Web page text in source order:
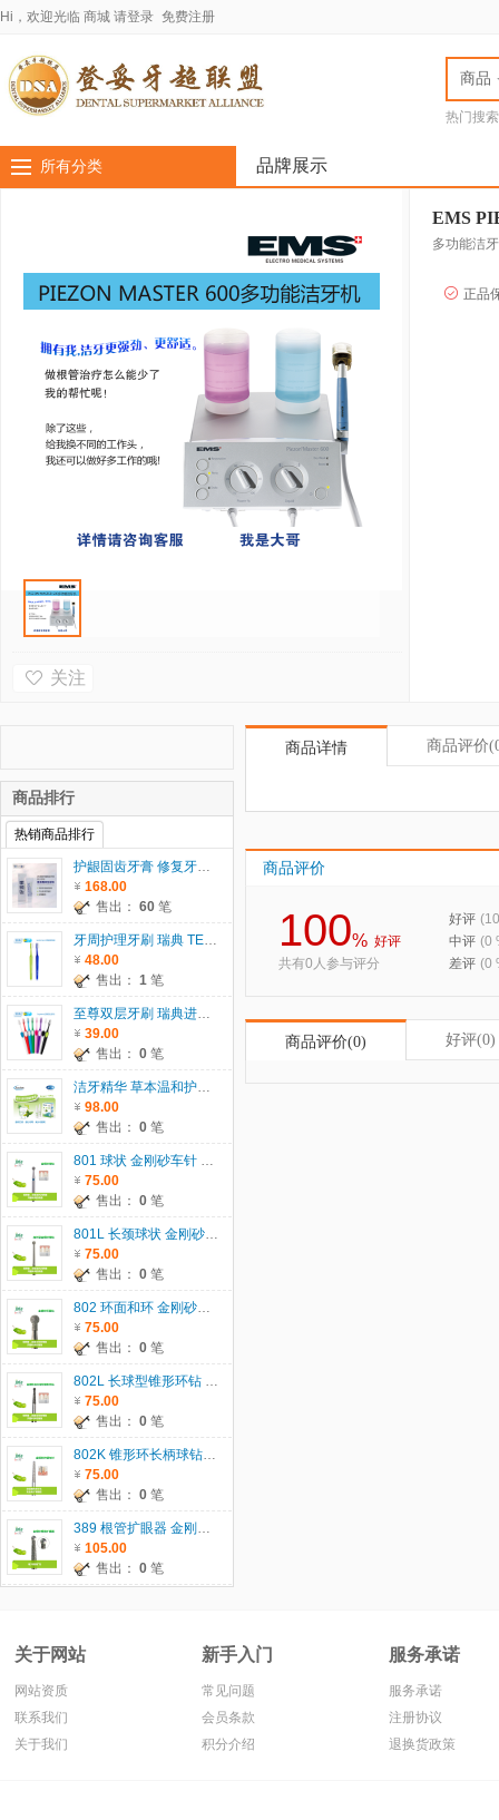
Hi，欢迎光临 商城 请登录 免费注册
商品
热门搜
所有分类 品牌展示
EMS
多功能洁
正品
关注
商品详情 商品评价
商品评价
100% 好评
共有0人参与评分
好评
中评 (0
差评 (0
商品评价(0) 好评(0)
商品排行
热销商品排行
护龈固齿牙膏 修复牙龈 60g
168.00
售出： 60 笔
牙周护理牙刷 瑞典 TEPE
48.00
售出： 1 笔
至尊双层牙刷 瑞典进口 TEPE
39.00
售出： 0 笔
洁牙精华 草本温和护龈 代替牙膏、漱口水，一瓶二用
98.00
售出： 0 笔
801 球状 金刚砂车针 801 瑞士JOTA 原装进口 5支/板 直径： 007-029 5支/板 直径：033-042 2支/板 单位：板
75.00
售出： 0 笔
801L 长颈球状 金刚砂车针 瑞士JOTA 原装进口 5支/板 单位：板
75.00
售出： 0 笔
802 环面和环 金刚砂车针 瑞士JOTA原装进口 5支/板 单位：板
75.00
售出： 0 笔
802L 长球型锥形环钻 金刚砂车针 瑞士JOTA原装进口 5支/板 单位：板
75.00
售出： 0 笔
802K 锥形环长柄球钻 金刚砂车针 瑞士JOTA原装进口 5支/板 单位：板
75.00
售出： 0 笔
389 根管扩眼器 金刚砂车针 瑞士JOTA原装进口 5支/板 单位：板
105.00
售出： 0 笔
关于网站
网站资质
联系我们
关于我们
新手入门
常见问题
会员条款
积分介绍
服务承诺
服务承诺
注册协议
退换货政策